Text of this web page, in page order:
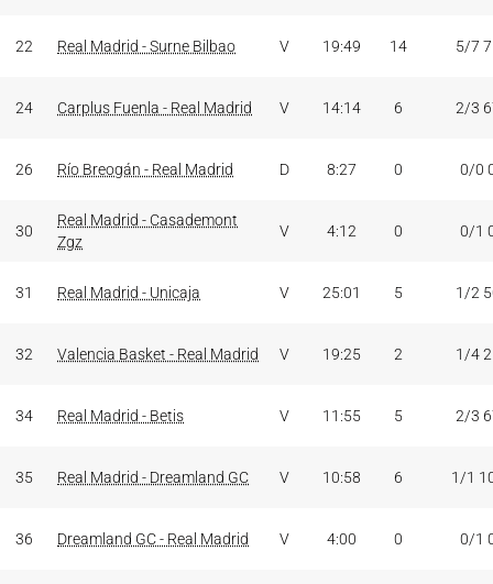
22 Real Madrid - Surne Bilbao V 19:49 14 5/7
24 Carplus Fuenla - Real Madrid V 14:14 6 2/3
26 Río Breogán - Real Madrid D 8:27 0 0/0
30
Real Madrid - Casademont
Zgz
V 4:12 0 0/1
31 Real Madrid - Unicaja V 25:01 5 1/2
32 Valencia Basket - Real Madrid V 19:25 2 1/4
34 Real Madrid - Betis V 11:55 5 2/3
35 Real Madrid - Dreamland GC V 10:58 6 1/1
36 Dreamland GC - Real Madrid V 4:00 0 0/1